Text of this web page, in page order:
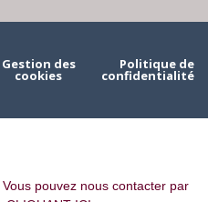
Gestion des
cookies
Politique de
confidentialité
Vous pouvez nous contacter par